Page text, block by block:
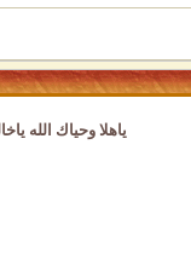
ياهلا وحياك الله